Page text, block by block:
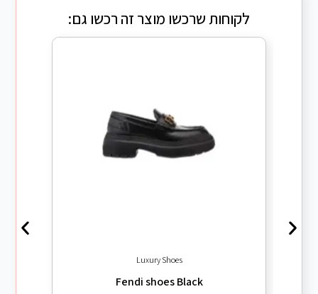
לקוחות שרכשו מוצר זה רכשו גם:
Luxury Shoes
Fendi shoes Black